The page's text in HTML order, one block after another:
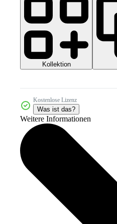
Kollektion
Kostenlose Lizenz
Was ist das?
Weitere Informationen